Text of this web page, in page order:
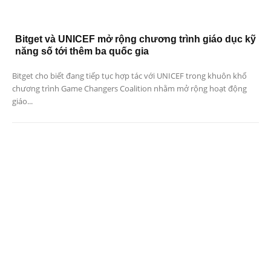
Bitget và UNICEF mở rộng chương trình giáo dục kỹ
năng số tới thêm ba quốc gia
Bitget cho biết đang tiếp tục hợp tác với UNICEF trong khuôn khổ
chương trình Game Changers Coalition nhằm mở rộng hoạt động
giáo...